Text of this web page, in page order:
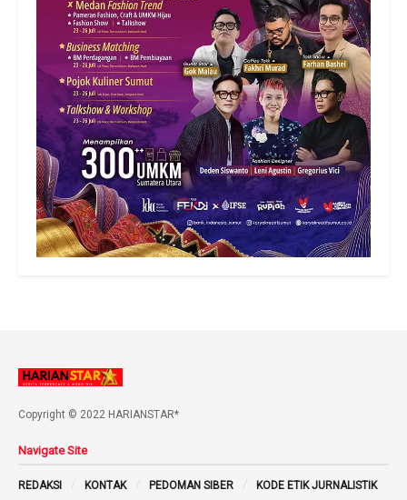
Copyright © 2022 HARIANSTAR*
Navigate Site
REDAKSI KONTAK PEDOMAN SIBER
KODE ETIK JURNALISTIK